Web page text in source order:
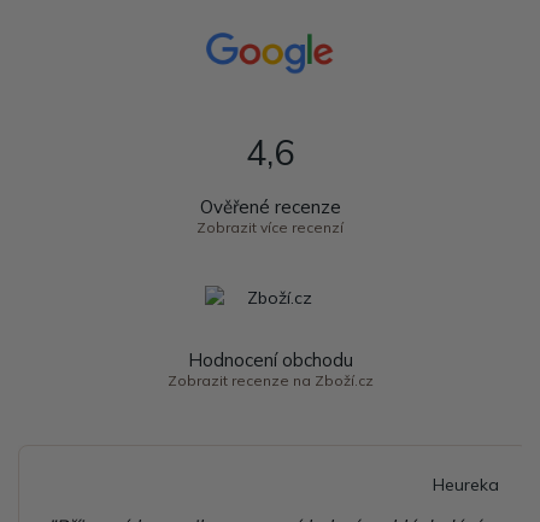
4,6
Ověřené recenze
Zobrazit více recenzí
Hodnocení obchodu
Zobrazit recenze na Zboží.cz
Heureka